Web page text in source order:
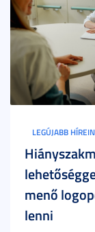
LEGÚJABB
menő
lenni